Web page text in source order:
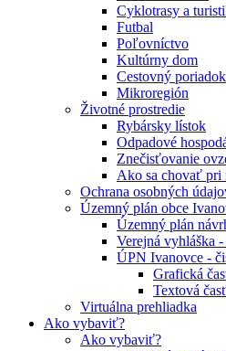
Cyklotrasy a
Futbal
Poľovníctvo
Kultúrny dom
Cestovný poriadok
Mikroregión
Životné prostredie
Rybársky lístok
Odpadové
Znečisťovanie
Ako sa chovať pri
Ochrana osobných
Územný plán obce
Územný plán
Verejná vyhláška
ÚPN Ivanovce -
Grafická
Textová
Virtuálna prehliadka
Ako vybaviť?
Ako vybaviť?